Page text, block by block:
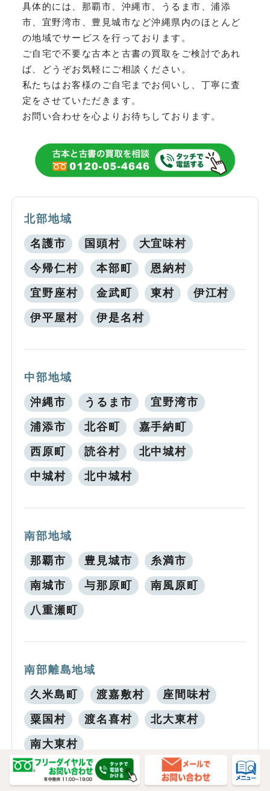
具体的には、那覇市、沖縄市、うるま市、浦添
市、宜野湾市、豊見城市など沖縄県内のほとんど
の地域でサービスを行っております。
ご自宅で不要な古本と古書の買取をご検討であれ
ば、どうぞお気軽にご相談ください。
私たちはお客様のご自宅までお伺いし、丁寧に査
定をさせていただきます。
お問い合わせを心よりお待ちしております。
北部地域
名護市 国頭村 大宜味村
今帰仁村 本部町 恩納村
宜野座村 金武町 東村 伊江村
伊平屋村 伊是名村
中部地域
沖縄市 うるま市 宜野湾市
浦添市 北谷町 嘉手納町
西原町 読谷村 北中城村
中城村 北中城村
南部地域
那覇市 豊見城市 糸満市
南城市 与那原町 南風原町
八重瀬町
南部離島地域
久米島町 渡嘉敷村 座間味村
粟国村 渡名喜村 北大東村
南大東村